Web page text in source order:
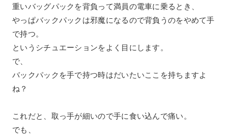
重いバッグパックを背負って満員の電車に乗るとき、
やっぱバックパックは邪魔になるので背負うのをやめて手
で持つ。
というシチュエーションをよく目にします。
で、
バックパックを手で持つ時はだいたいここを持ちますよ
ね？
これだと、取っ手が細いので手に食い込んで痛い。
でも、